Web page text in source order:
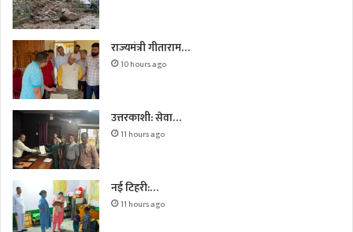
राज्यमंत्री गीताराम…
10 hours ago
उत्तरकाशी: सेवा…
11 hours ago
नई टिहरी:…
11 hours ago